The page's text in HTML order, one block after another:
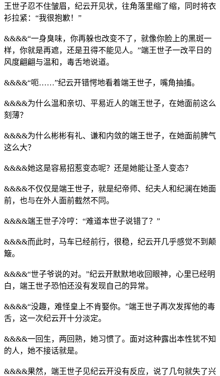
王世子忍不住皱眉，纪云开见状，往角落里缩了缩，同时将衣
衫拉紧：“我很抱歉！”
&&&&“一身臭味，你再躲也改变不了，就像你脸上的黑斑一
样，你就是再遮，还是丑得不能见人。”端王世子一改平日的
风度翩翩与温和，毒舌地说道。
&&&&“呃……”纪云开错愕地看着端王世子，嘴角抽搐。
&&&&为什么温和亲切、平易近人的端王世子，在她面前这么
刻薄？
&&&&为什么彬彬有礼、谦和内敛的端王世子，在她面前脾气
这么大？
&&&&她这是容易招惹变态呢？还是她能让圣人变态？
&&&&不仅仅是端王世子，就是纪帝师、纪夫人和纪澜在她面
前，也与在外人面前截然不同。
&&&&端王世子冷哼：“难道本世子说错了？”
&&&&而此时，马车已经前行，很稳，纪云开几乎感觉不到颠
簸。
&&&&“世子爷说的对。”纪云开默默地收回眼神，心里已经明
白，端王世子恐怕还没有发现自己的异常。
&&&&“没趣，难怪皇上不肯娶你。”端王世子再次发挥他的毒
舌，这一次纪云开十分淡定。
&&&&一回生，两回熟，她习惯了。面对这种露出本性犹不知
的人，她不接话就是。
&&&&果然，端王世子见纪云开没有反应，说了几句就失了兴